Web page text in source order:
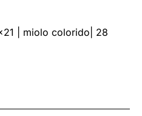
| miolo colorido| 28